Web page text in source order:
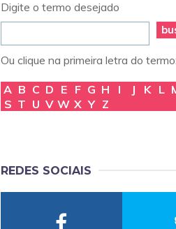
Digite o termo desejado
Ou clique na primeira letra do termo:
A B C D E F G H I J K L
S T U V W X Y Z
REDES SOCIAIS